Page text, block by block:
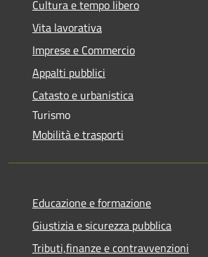
Cultura e tempo libero
Vita lavorativa
Imprese e Commercio
Appalti pubblici
Catasto e urbanistica
Turismo
Mobilità e trasporti
Educazione e formazione
Giustizia e sicurezza pubblica
Tributi,finanze e contravvenzioni